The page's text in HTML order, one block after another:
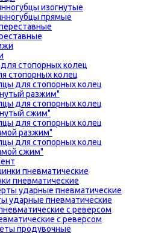
изогнутые
прямые
стопорных колец
для стопорных колец
разжим"
для стопорных колец
сжим"
для стопорных колец
разжим"
для стопорных колец
сжим"
пневматические
ударные пневматические
с реверсом